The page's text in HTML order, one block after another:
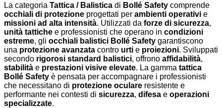
La categoria Tattica / Balistica di Bollé Safety comprende
occhiali di protezione progettati per ambienti operativi e
missioni ad alta intensità. Utilizzati da forze di sicurezza,
unità tattiche e professionisti che operano in condizioni
estreme, gli occhiali balistici Bollé Safety garantiscono
una protezione avanzata contro urti e proiezioni. Sviluppati
secondo rigorosi standard balistici, offrono affidabilità,
stabilità e prestazioni visive elevate. La gamma tattica
Bollé Safety è pensata per accompagnare i professionisti
che necessitano di protezione oculare resistente e
performante nei contesti di sicurezza, difesa e operazioni
specializzate.